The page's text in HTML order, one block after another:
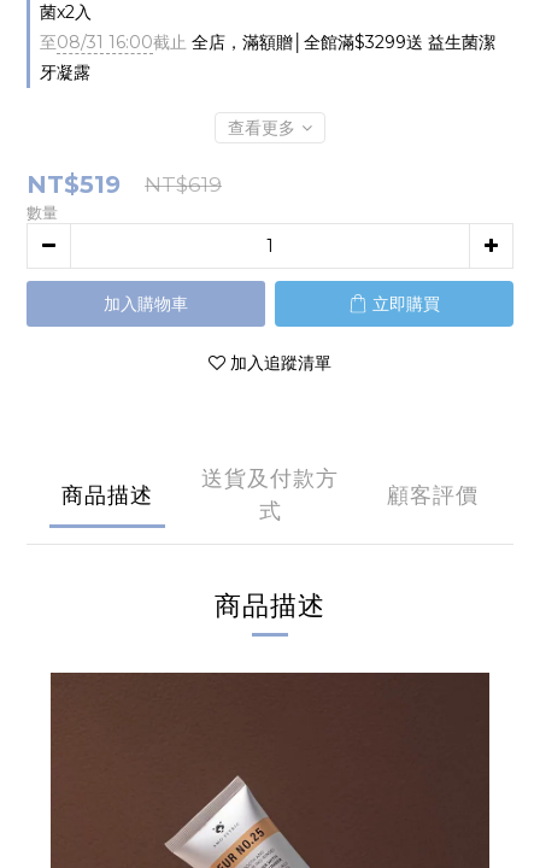
菌x2入
至08/31 16:00截止 全店，滿額贈│全館滿$3299送 益生菌潔
牙凝露
查看更多
NT$519 NT$619
數量
加入購物車 立即購買
加入追蹤清單
商品描述
送貨及付款方
式
顧客評價
商品描述